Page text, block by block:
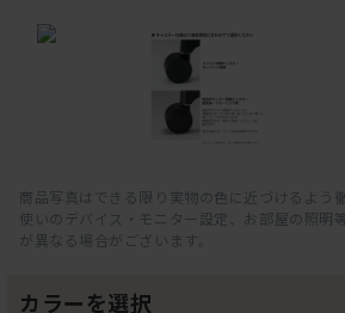
商品写真はできる限り実物の色に近づけるよう
使いのデバイス・モニター設定、お部屋の照明
が異なる場合がございます。
カラーを選択